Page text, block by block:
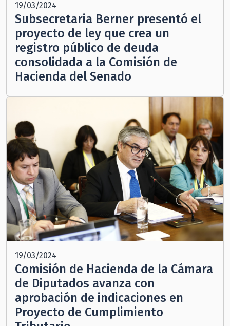
19/03/2024
Subsecretaria Berner presentó el
proyecto de ley que crea un
registro público de deuda
consolidada a la Comisión de
Hacienda del Senado
19/03/2024
Comisión de Hacienda de la Cámara
de Diputados avanza con
aprobación de indicaciones en
Proyecto de Cumplimiento